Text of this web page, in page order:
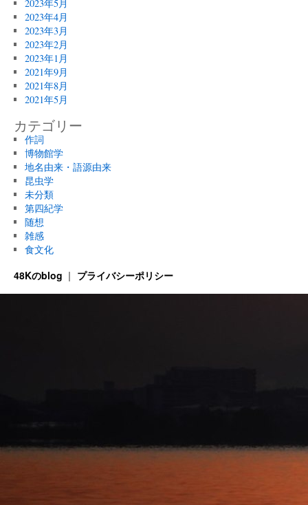
2023年5月
2023年4月
2023年3月
2023年2月
2023年1月
2021年9月
2021年8月
2021年5月
カテゴリー
作詞
博物館学
地名由来・語源由来
昆虫学
未分類
第四紀学
随想
雑感
食文化
48Kのblog プライバシーポリシー